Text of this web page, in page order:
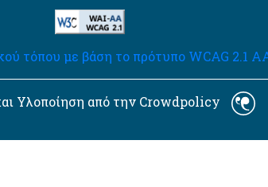
τόπου με βάση το πρότυπο WCAG 2.1
Υλοποίηση από την Crowdpolicy